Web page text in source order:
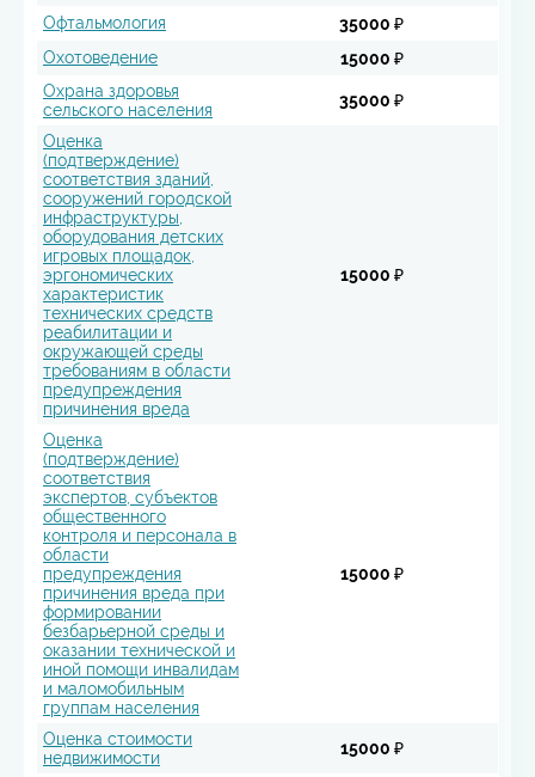
Офтальмология
35000 ₽
Охотоведение
15000 ₽
Охрана здоровья
сельского населения
35000 ₽
Оценка
(подтверждение)
соответствия зданий,
сооружений городской
инфраструктуры,
оборудования детских
игровых площадок,
эргономических
характеристик
технических средств
реабилитации и
окружающей среды
требованиям в области
предупреждения
причинения вреда
15000 ₽
Оценка
(подтверждение)
соответствия
экспертов, субъектов
общественного
контроля и персонала в
области
предупреждения
причинения вреда при
формировании
безбарьерной среды и
оказании технической и
иной помощи инвалидам
и маломобильным
группам населения
15000 ₽
Оценка стоимости
недвижимости
15000 ₽